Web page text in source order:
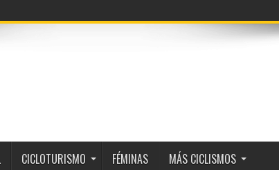
CICLOTURISMO FÉMINAS MÁS CICLISMOS